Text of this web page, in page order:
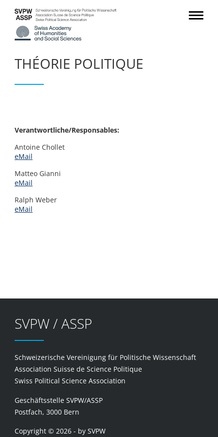
THÉORIE POLITIQUE
Verantwortliche/Responsables:
Antoine Chollet
eMail
Matteo Gianni
eMail
Ralph Weber
eMail
SVPW / ASSP
Schweizerische Vereinigung für Politische Wissenschaft
Association Suisse de Science Politique
Swiss Political Science Association
Geschäftsstelle SVPW/ASSP
Postfach, 3000 Bern
Copyright © 2026 - by SVPW